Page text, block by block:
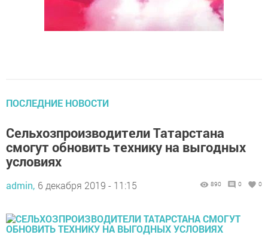
ПОСЛЕДНИЕ НОВОСТИ
Сельхозпроизводители Татарстана
смогут обновить технику на выгодных
условиях
admin, 6 декабря 2019 - 11:15 890 0 0